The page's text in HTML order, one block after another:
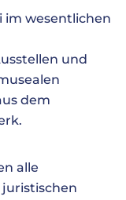
im wesentlichen
und
dem
alle